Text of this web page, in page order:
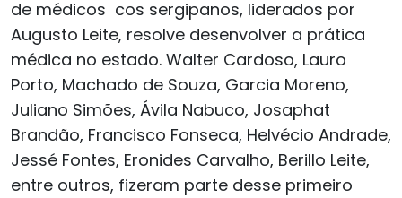
de médicos cos sergipanos, liderados por
Augusto Leite, resolve desenvolver a prática
médica no estado. Walter Cardoso, Lauro
Porto, Machado de Souza, Garcia Moreno,
Juliano Simões, Ávila Nabuco, Josaphat
Brandão, Francisco Fonseca, Helvécio Andrade,
Jessé Fontes, Eronides Carvalho, Berillo Leite,
entre outros, fizeram parte desse primeiro